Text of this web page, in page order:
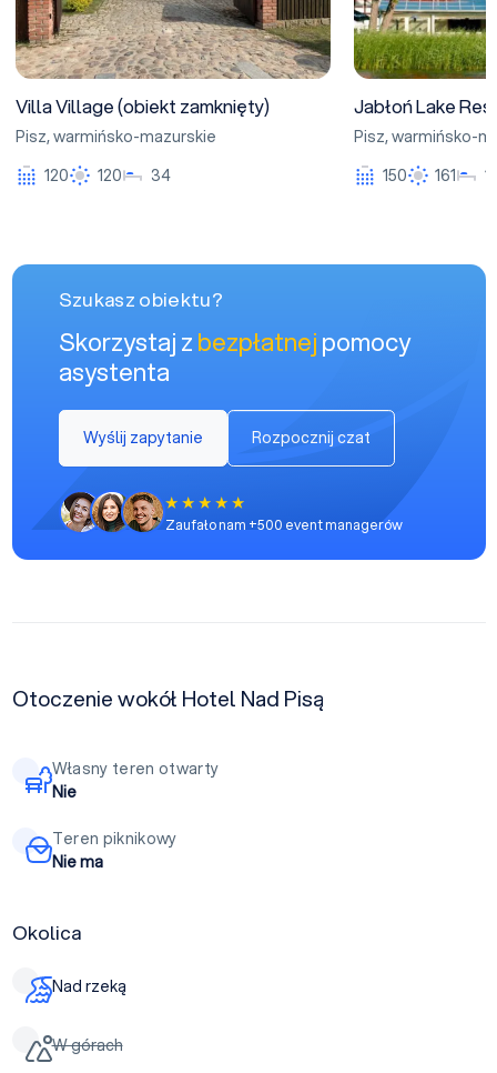
Villa Village (obiekt zamknięty)
Pisz,warmińsko-mazurskie
120
120 34
Jabłoń Lake
Pisz,warmińsko-
150
161
Szukasz obiektu?
Skorzystaj zbezpłatnejpomocy
asystenta
Wyślij zapytanie Rozpocznij czat
Zaufało nam +500 event managerów
Otoczenie wokół Hotel Nad Pisą
Własny teren otwarty
Nie
Teren piknikowy
Nie ma
Okolica
Nad rzeką
W górach